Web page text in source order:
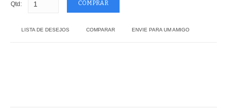
Qtd:
LISTA DE DESEJOS COMPARAR ENVIE PARA UM AMIGO